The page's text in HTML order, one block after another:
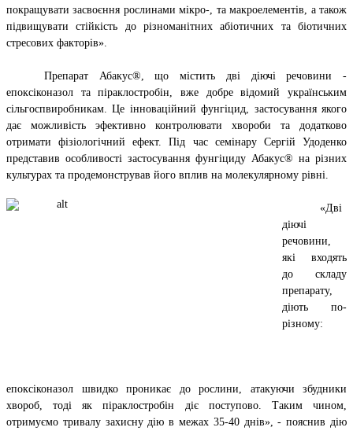
покращувати засвоєння рослинами мікро-, та макроелементів, а також
підвищувати стійкість до різноманітних абіотичних та біотичних
стресових факторів».
Препарат Абакус®, що містить дві діючі речовини -
епоксіконазол та піраклостробін, вже добре відомий українським
сільгоспвиробникам. Це інноваційний фунгіцид, застосування якого
дає можливість эфективно контролювати хвороби та додатково
отримати фізіологічний ефект. Під час семінару Сергій Удоденко
представив особливості застосування фунгіциду Абакус® на різних
культурах та продемонстрував його вплив на молекулярному рівні.
«Дві
діючі
речовини,
які входять
до складу
препарату,
діють по-
різному:
епоксіконазол швидко проникає до рослини, атакуючи збудники
хвороб, тоді як піраклостробін діє поступово. Таким чином,
отримуємо тривалу захисну дію в межах 35-40 днів», - пояснив дію